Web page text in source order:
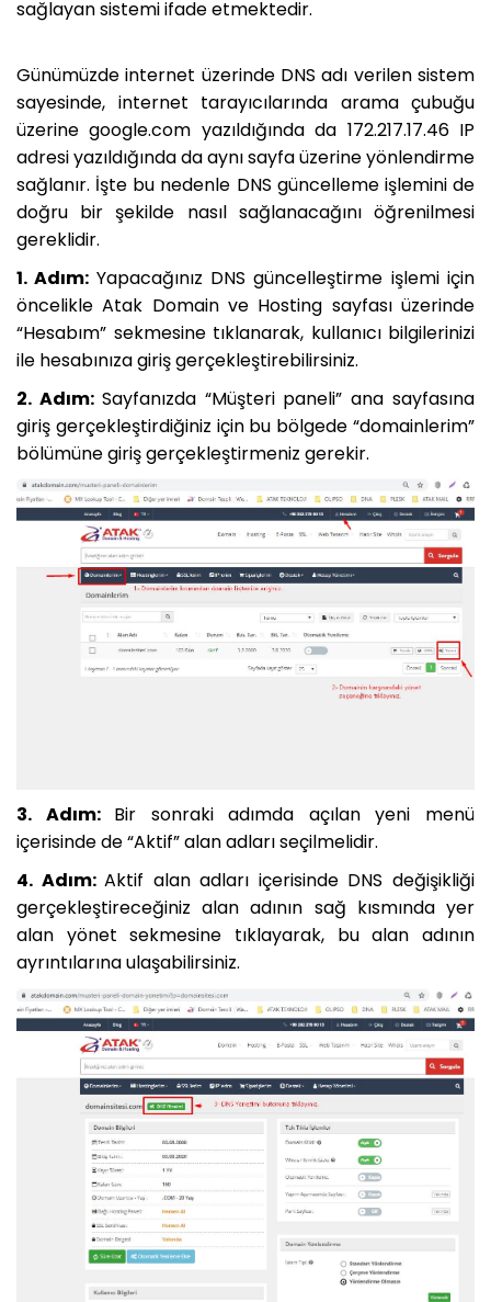
sağlayan sistemi ifade etmektedir.
Günümüzde internet üzerinde DNS adı verilen sistem
sayesinde, internet tarayıcılarında arama çubuğu
üzerine google.com yazıldığında da 172.217.17.46 IP
adresi yazıldığında da aynı sayfa üzerine yönlendirme
sağlanır. İşte bu nedenle DNS güncelleme işlemini de
doğru bir şekilde nasıl sağlanacağını öğrenilmesi
gereklidir.
1. Adım: Yapacağınız DNS güncelleştirme işlemi için
öncelikle Atak Domain ve Hosting sayfası üzerinde
“Hesabım” sekmesine tıklanarak, kullanıcı bilgilerinizi
ile hesabınıza giriş gerçekleştirebilirsiniz.
2. Adım: Sayfanızda “Müşteri paneli” ana sayfasına
giriş gerçekleştirdiğiniz için bu bölgede “domainlerim”
bölümüne giriş gerçekleştirmeniz gerekir.
3. Adım: Bir sonraki adımda açılan yeni menü
içerisinde de “Aktif” alan adları seçilmelidir.
4. Adım:Aktif alan adları içerisinde DNS değişikliği
gerçekleştireceğiniz alan adının sağ kısmında yer
alan yönet sekmesine tıklayarak, bu alan adının
ayrıntılarına ulaşabilirsiniz.